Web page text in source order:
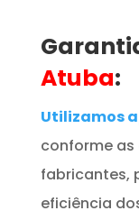
Atuba:
Utilizamos
conforme
fabricantes,
eficiência